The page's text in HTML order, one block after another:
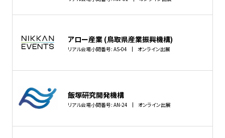
アロー産業 (鳥取県産業振興機構)
リアル会場小間番号: AS-04 オンライン出展
飯塚研究開発機構
リアル会場小間番号: AN-24 オンライン出展